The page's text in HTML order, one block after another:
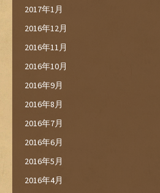
2017年1月
2016年12月
2016年11月
2016年10月
2016年9月
2016年8月
2016年7月
2016年6月
2016年5月
2016年4月